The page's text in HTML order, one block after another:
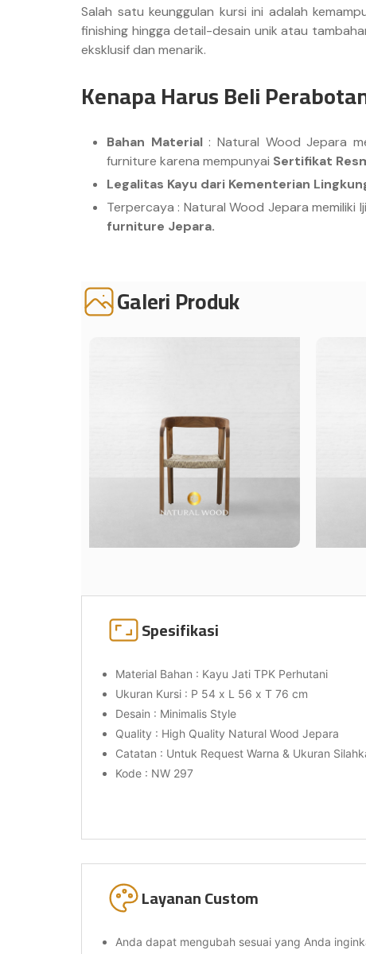
Salah satu keunggulan kursi ini adalah
finishing hingga detail-desain unik atau
eksklusif dan menarik.
Kenapa Harus Beli
Bahan Material: Natural Wood Jepara
furniture karena mempunyai Sertifikat
Legalitas Kayu dari Kementerian
Terpercaya : Natural Wood Jepara memiliki
furniture Jepara.
Galeri Produk
Spesifikasi
Material Bahan : Kayu Jati TPK Perhutani
Ukuran Kursi : P 54 x L 56 x T 76 cm
Desain : Minimalis Style
Quality : High Quality Natural Wood Jepara
Catatan : Untuk Request Warna & Ukuran
Kode : NW 297
Layanan Custom
Anda dapat mengubah sesuai yang Anda